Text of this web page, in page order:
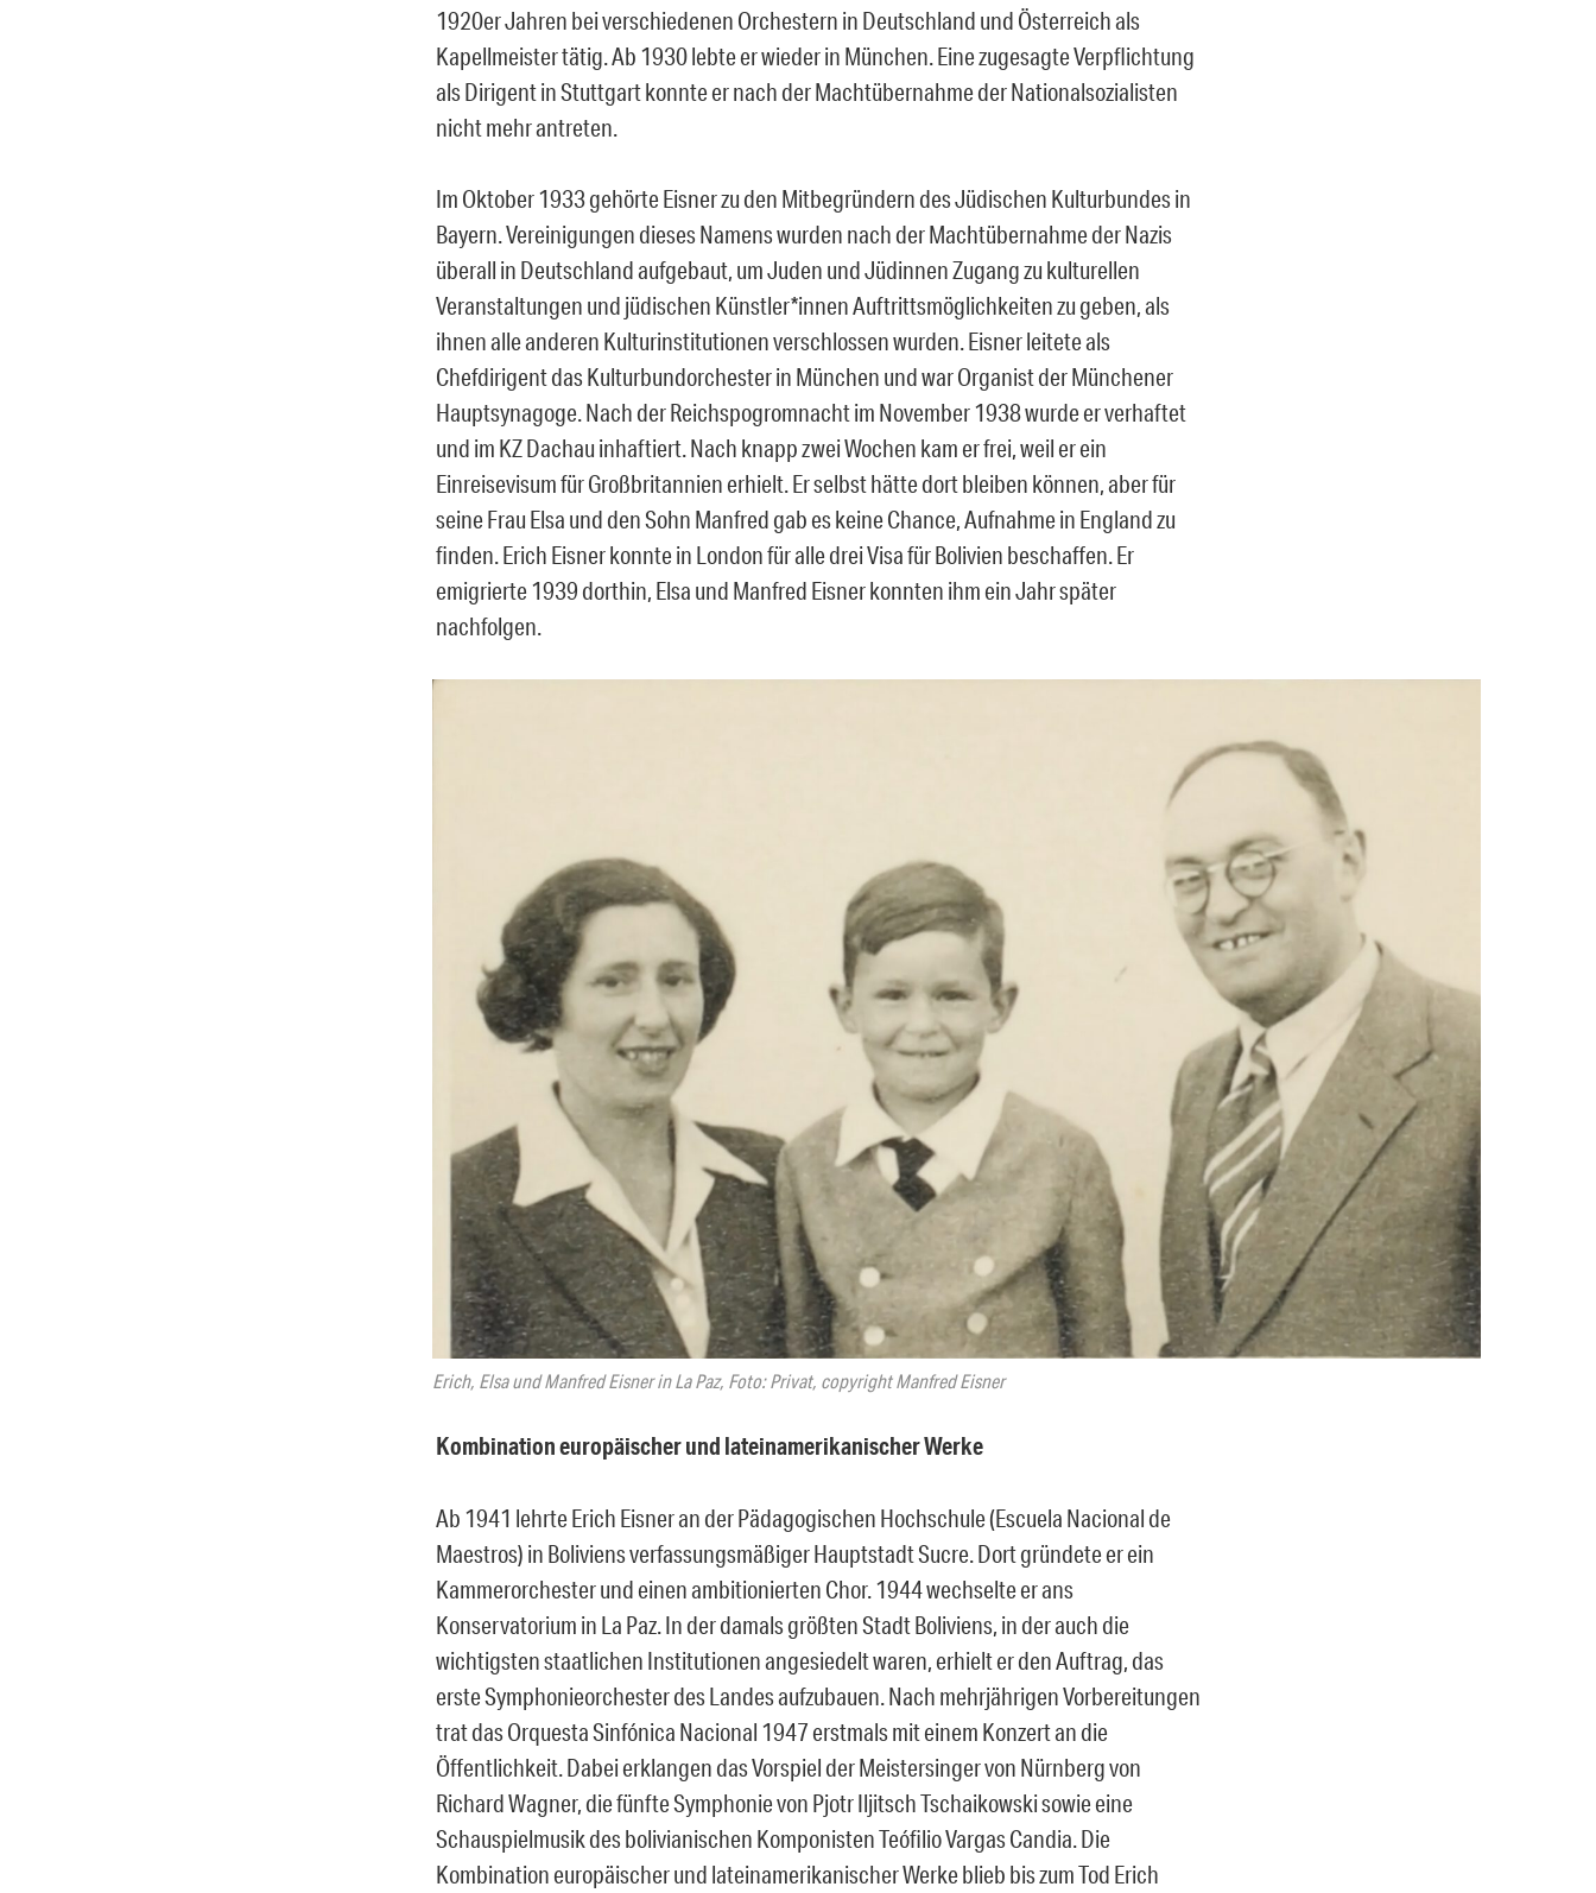
1920er Jahren bei verschiedenen Orchestern in Deutschland und Österreich als
Kapellmeister tätig. Ab 1930 lebte er wieder in München. Eine zugesagte Verpflichtung
als Dirigent in Stuttgart konnte er nach der Machtübernahme der Nationalsozialisten
nicht mehr antreten.
Im Oktober 1933 gehörte Eisner zu den Mitbegründern des Jüdischen Kulturbundes in
Bayern. Vereinigungen dieses Namens wurden nach der Machtübernahme der Nazis
überall in Deutschland aufgebaut, um Juden und Jüdinnen Zugang zu kulturellen
Veranstaltungen und jüdischen Künstler*innen Auftrittsmöglichkeiten zu geben, als
ihnen alle anderen Kulturinstitutionen verschlossen wurden. Eisner leitete als
Chefdirigent das Kulturbundorchester in München und war Organist der Münchener
Hauptsynagoge. Nach der Reichspogromnacht im November 1938 wurde er verhaftet
und im KZ Dachau inhaftiert. Nach knapp zwei Wochen kam er frei, weil er ein
Einreisevisum für Großbritannien erhielt. Er selbst hätte dort bleiben können, aber für
seine Frau Elsa und den Sohn Manfred gab es keine Chance, Aufnahme in England zu
finden. Erich Eisner konnte in London für alle drei Visa für Bolivien beschaffen. Er
emigrierte 1939 dorthin, Elsa und Manfred Eisner konnten ihm ein Jahr später
nachfolgen.
Erich, Elsa und Manfred Eisner in La Paz, Foto: Privat, copyright Manfred Eisner
Kombination europäischer und lateinamerikanischer Werke
Ab 1941 lehrte Erich Eisner an der Pädagogischen Hochschule (Escuela Nacional de
Maestros) in Boliviens verfassungsmäßiger Hauptstadt Sucre. Dort gründete er ein
Kammerorchester und einen ambitionierten Chor. 1944 wechselte er ans
Konservatorium in La Paz. In der damals größten Stadt Boliviens, in der auch die
wichtigsten staatlichen Institutionen angesiedelt waren, erhielt er den Auftrag, das
erste Symphonieorchester des Landes aufzubauen. Nach mehrjährigen Vorbereitungen
trat das Orquesta Sinfónica Nacional 1947 erstmals mit einem Konzert an die
Öffentlichkeit. Dabei erklangen das Vorspiel der Meistersinger von Nürnberg von
Richard Wagner, die fünfte Symphonie von Pjotr Iljitsch Tschaikowski sowie eine
Schauspielmusik des bolivianischen Komponisten Teófilio Vargas Candia. Die
Kombination europäischer und lateinamerikanischer Werke blieb bis zum Tod Erich